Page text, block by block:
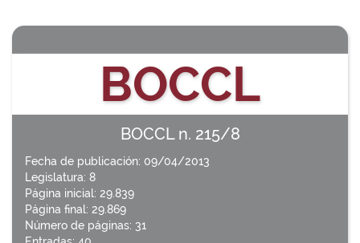
BOCCL
BOCCL n. 215/8
Fecha de publicación: 09/04/2013
Legislatura: 8
Página inicial: 29.839
Página final: 29.869
Número de páginas: 31